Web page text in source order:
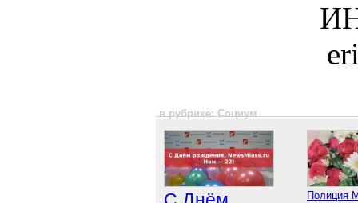
в рубрике: Социум
Полиция